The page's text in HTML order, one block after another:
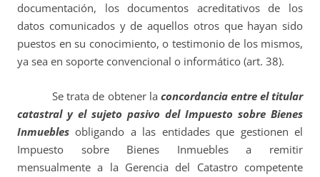
documentación, los documentos acreditativos de los
datos comunicados y de aquellos otros que hayan sido
puestos en su conocimiento, o testimonio de los mismos,
ya sea en soporte convencional o informático (art. 38).
Se trata de obtener la concordancia entre el titular
catastral y el sujeto pasivo del Impuesto sobre Bienes
Inmuebles obligando a las entidades que gestionen el
Impuesto sobre Bienes Inmuebles a remitir
mensualmente a la Gerencia del Catastro competente